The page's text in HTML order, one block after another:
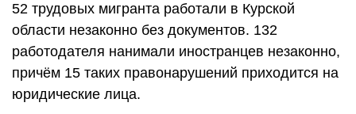
52 трудовых мигранта работали в Курской
области незаконно без документов. 132
работодателя нанимали иностранцев незаконно,
причём 15 таких правонарушений приходится на
юридические лица.